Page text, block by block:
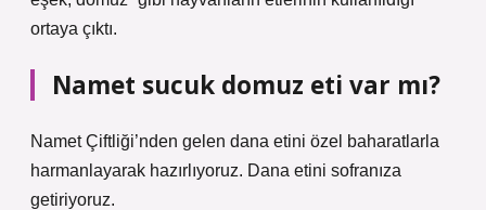
ortaya çıktı.
Namet sucuk domuz eti var mı?
Namet Çiftliği’nden gelen dana etini özel baharatlarla
harmanlayarak hazırlıyoruz. Dana etini sofranıza
getiriyoruz.